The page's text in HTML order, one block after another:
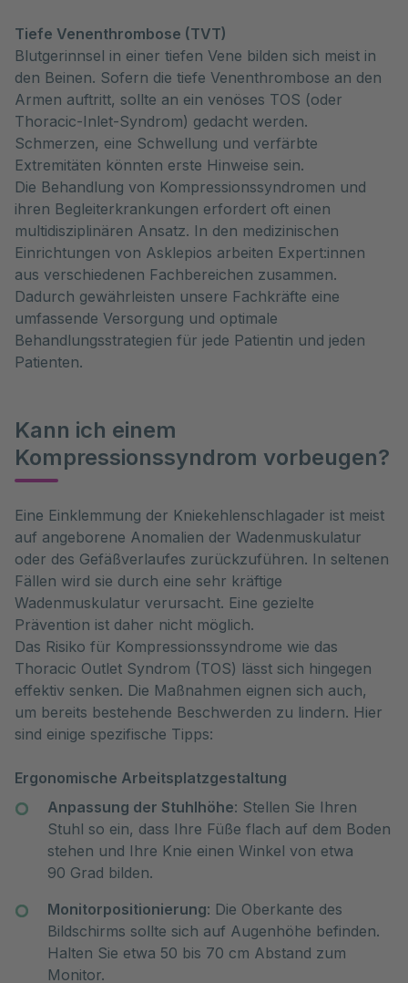
Tiefe Venenthrombose (TVT)
Blutgerinnsel in einer tiefen Vene bilden sich meist in
den Beinen. Sofern die tiefe Venenthrombose an den
Armen auftritt, sollte an ein venöses TOS (oder
Thoracic-Inlet-Syndrom) gedacht werden.
Schmerzen, eine Schwellung und verfärbte
Extremitäten könnten erste Hinweise sein.
Die Behandlung von Kompressionssyndromen und
ihren Begleiterkrankungen erfordert oft einen
multidisziplinären Ansatz. In den medizinischen
Einrichtungen von Asklepios arbeiten Expert:innen
aus verschiedenen Fachbereichen zusammen.
Dadurch gewährleisten unsere Fachkräfte eine
umfassende Versorgung und optimale
Behandlungsstrategien für jede Patientin und jeden
Patienten.
Kann ich einem
Kompressionssyndrom vorbeugen?
Eine Einklemmung der Kniekehlenschlagader ist meist
auf angeborene Anomalien der Wadenmuskulatur
oder des Gefäßverlaufes zurückzuführen. In seltenen
Fällen wird sie durch eine sehr kräftige
Wadenmuskulatur verursacht. Eine gezielte
Prävention ist daher nicht möglich.
Das Risiko für Kompressionssyndrome wie das
Thoracic Outlet Syndrom (TOS) lässt sich hingegen
effektiv senken. Die Maßnahmen eignen sich auch,
um bereits bestehende Beschwerden zu lindern. Hier
sind einige spezifische Tipps:
Ergonomische Arbeitsplatzgestaltung
Anpassung der Stuhlhöhe: Stellen Sie Ihren
Stuhl so ein, dass Ihre Füße flach auf dem Boden
stehen und Ihre Knie einen Winkel von etwa
90 Grad bilden.
Monitorpositionierung: Die Oberkante des
Bildschirms sollte sich auf Augenhöhe befinden.
Halten Sie etwa 50 bis 70 cm Abstand zum
Monitor.